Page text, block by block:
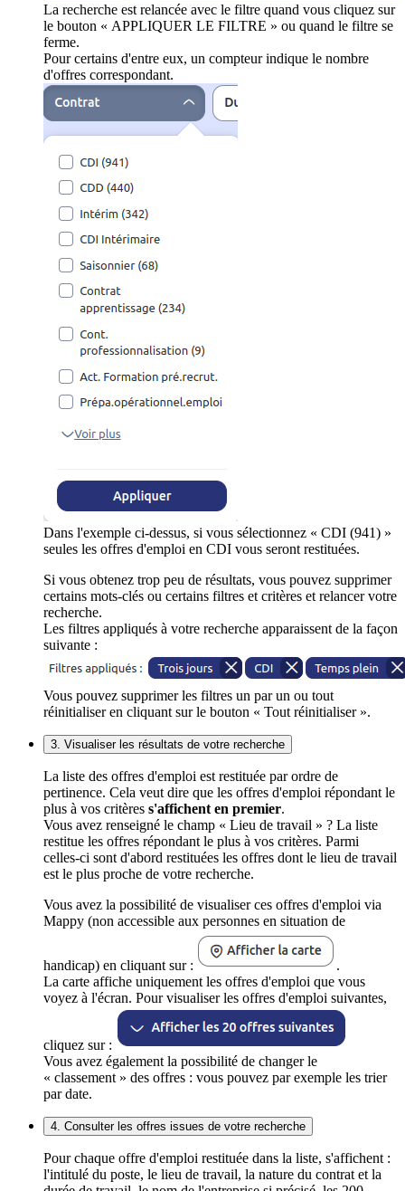
La recherche est relancée avec le filtre quand vous cliquez sur
le bouton « APPLIQUER LE FILTRE » ou quand le filtre se
ferme.
Pour certains d'entre eux, un compteur indique le nombre
d'offres correspondant.
Dans l'exemple ci-dessus, si vous sélectionnez « CDI (941) »
seules les offres d'emploi en CDI vous seront restituées.
Si vous obtenez trop peu de résultats, vous pouvez supprimer
certains mots-clés ou certains filtres et critères et relancer votre
recherche.
Les filtres appliqués à votre recherche apparaissent de la façon
suivante :
Vous pouvez supprimer les filtres un par un ou tout
réinitialiser en cliquant sur le bouton « Tout réinitialiser ».
3. Visualiser les résultats de votre recherche
La liste des offres d'emploi est restituée par ordre de
pertinence. Cela veut dire que les offres d'emploi répondant le
plus à vos critères s'affichent en premier.
Vous avez renseigné le champ « Lieu de travail » ? La liste
restitue les offres répondant le plus à vos critères. Parmi
celles-ci sont d'abord restituées les offres dont le lieu de travail
est le plus proche de votre recherche.
Vous avez la possibilité de visualiser ces offres d'emploi via
Mappy (non accessible aux personnes en situation de
handicap) en cliquant sur :
.
La carte affiche uniquement les offres d'emploi que vous
voyez à l'écran. Pour visualiser les offres d'emploi suivantes,
cliquez sur :
Vous avez également la possibilité de changer le
« classement » des offres : vous pouvez par exemple les trier
par date.
4. Consulter les offres issues de votre recherche
Pour chaque offre d'emploi restituée dans la liste, s'affichent :
l'intitulé du poste, le lieu de travail, la nature du contrat et la